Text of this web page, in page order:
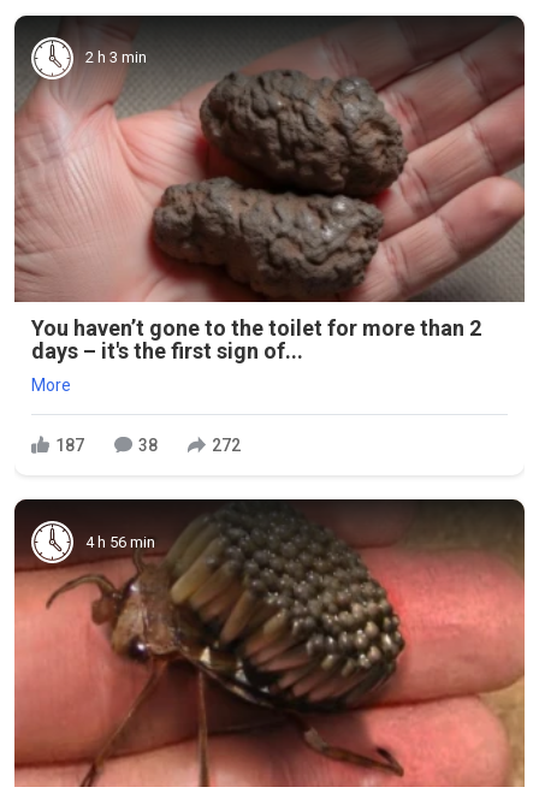
2 h 3 min
You haven’t gone to the toilet for more than 2
days – it's the first sign of...
More
187 38 272
4 h 56 min